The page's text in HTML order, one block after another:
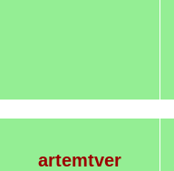
artemtver